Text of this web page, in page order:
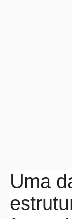
Uma